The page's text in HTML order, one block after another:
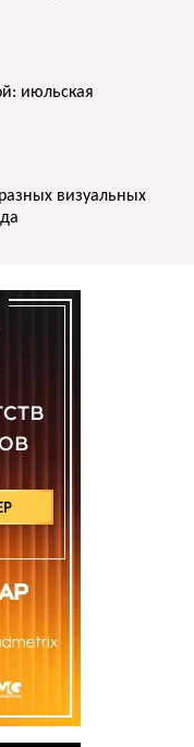
июльская
визуальных